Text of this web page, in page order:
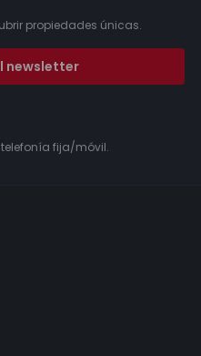
propiedades únicas.
newsletter
fija/móvil.